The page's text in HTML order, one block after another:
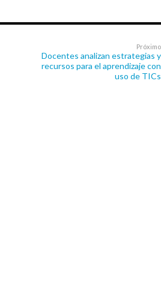
Próximo
Docentes analizan estrategias y
recursos para el aprendizaje con
uso de TICs